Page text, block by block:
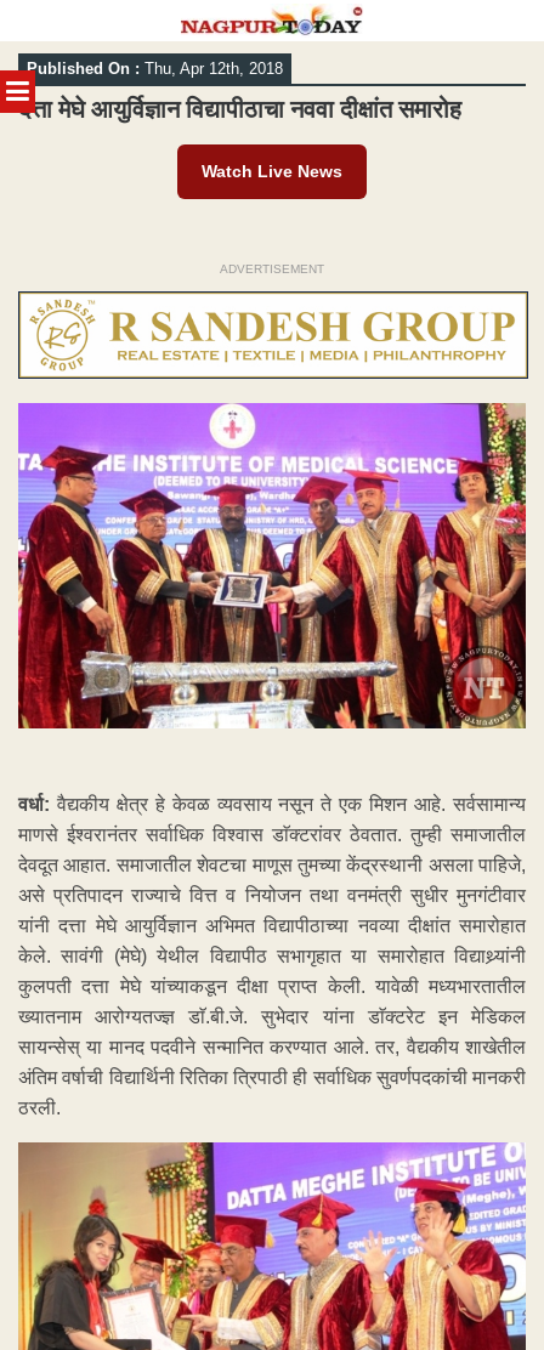
MENU
Skip
to
content
Published On : Thu, Apr 12th, 2018
दत्ता मेघे आयुर्विज्ञान विद्यापीठाचा नववा दीक्षांत समारोह
Watch Live News
ADVERTISEMENT
वर्धा: वैद्यकीय क्षेत्र हे केवळ व्यवसाय नसून ते एक मिशन आहे. सर्वसामान्य
माणसे ईश्वरानंतर सर्वाधिक विश्वास डाॅक्टरांवर ठेवतात. तुम्ही समाजातील
देवदूत आहात. समाजातील शेवटचा माणूस तुमच्या केंद्रस्थानी असला पाहिजे,
असे प्रतिपादन राज्याचे वित्त व नियोजन तथा वनमंत्री सुधीर मुनगंटीवार
यांनी दत्ता मेघे आयुर्विज्ञान अभिमत विद्यापीठाच्या नवव्या दीक्षांत समारोहात
केले. सावंगी (मेघे) येथील विद्यापीठ सभागृहात या समारोहात विद्याथ्र्यांनी
कुलपती दत्ता मेघे यांच्याकडून दीक्षा प्राप्त केली. यावेळी मध्यभारतातील
ख्यातनाम आरोग्यतज्ज्ञ डाॅ.बी.जे. सुभेदार यांना डाॅक्टरेट इन मेडिकल
सायन्सेस् या मानद पदवीने सन्मानित करण्यात आले. तर, वैद्यकीय शाखेतील
अंतिम वर्षाची विद्यार्थिनी रितिका त्रिपाठी ही सर्वाधिक सुवर्णपदकांची मानकरी
ठरली.